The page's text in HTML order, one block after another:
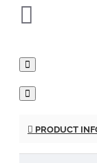
PRODUCT